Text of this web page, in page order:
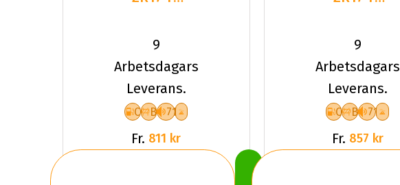
DELINTE
AW7 XL
9
Arbetsdagars
Leverans.
C B 71
Fr. 811 kr
LANDSAIL
4-
SEASONS
3 XL
9
Arbetsdagars
Leverans.
C B 71
Fr. 857 kr